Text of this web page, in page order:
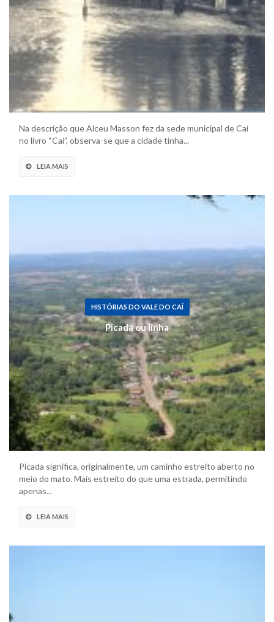
Na descrição que Alceu Masson fez da sede municipal de Caí
no livro “Caí”, observa-se que a cidade tinha...
LEIA MAIS
HISTÓRIAS DO VALE DO CAÍ
Picada ou linha
Picada significa, originalmente, um caminho estreito aberto no
meio do mato. Mais estreito do que uma estrada, permitindo
apenas...
LEIA MAIS